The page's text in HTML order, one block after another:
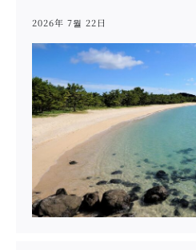
2026年 7월 22日